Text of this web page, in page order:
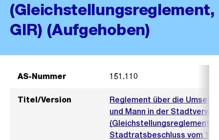
(Gleichstellungsreglement,
GIR) (Aufgehoben)
AS-Nummer 151.110
Titel/Version
Reglement über die
und Mann in der
(Gleichstellungsreglement,
Stadtratsbeschluss vom 17.